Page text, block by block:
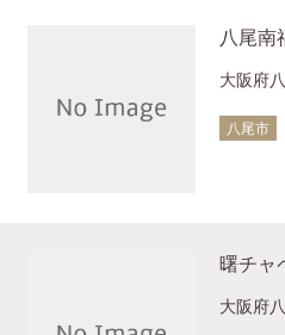
八尾南
大阪府
八尾市
曙チャ
大阪府